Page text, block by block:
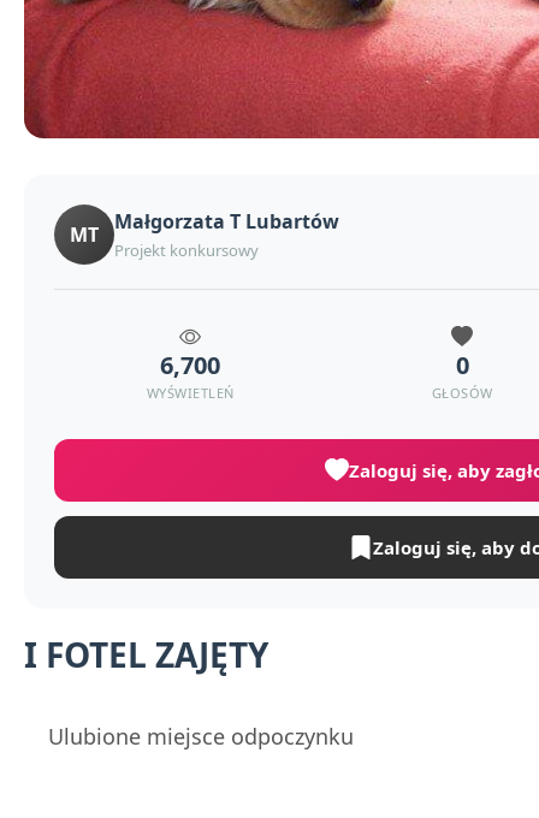
I FOTEL ZAJĘTY
Ulubione miejsce odpoczynku
MT Małgorzata T Lubartów
Projekt konkursowy
6,700
WYŚWIETLEŃ
0
GŁOSÓW
Zaloguj się, aby
Zaloguj się, aby